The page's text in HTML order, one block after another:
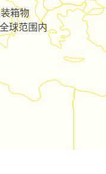
箱物
球范围内